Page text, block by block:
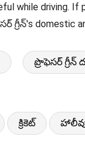
while driving. If
గ్రీన్'s domestic
ప్రొఫెసర్
క్రికెట్